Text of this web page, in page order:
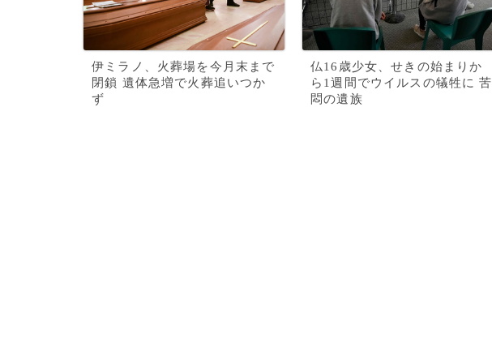
伊ミラノ、火葬場を今月末まで
閉鎖 遺体急増で火葬追いつか
ず
仏16歳少女、せきの始まりか
ら1週間でウイルスの犠牲に 苦
悶の遺族